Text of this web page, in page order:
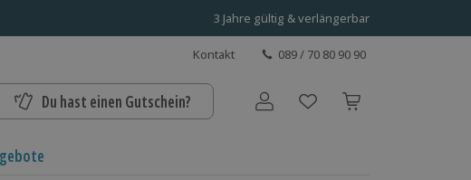
3 Jahre gültig & verlängerbar
Kontakt 089 / 70 80 90 90
Du hast einen Gutschein? Benutzerkonto